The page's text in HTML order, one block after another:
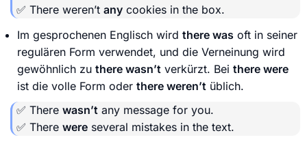
✅ There weren’t any cookies in the box.
Im gesprochenen Englisch wird there was oft in seiner
regulären Form verwendet, und die Verneinung wird
gewöhnlich zu there wasn’t verkürzt. Bei there were
ist die volle Form oder there weren’t üblich.
✅ There wasn’t any message for you.
✅ There were several mistakes in the text.